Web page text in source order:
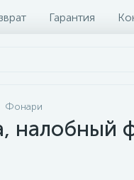
Гарантия
Фонари
налобный